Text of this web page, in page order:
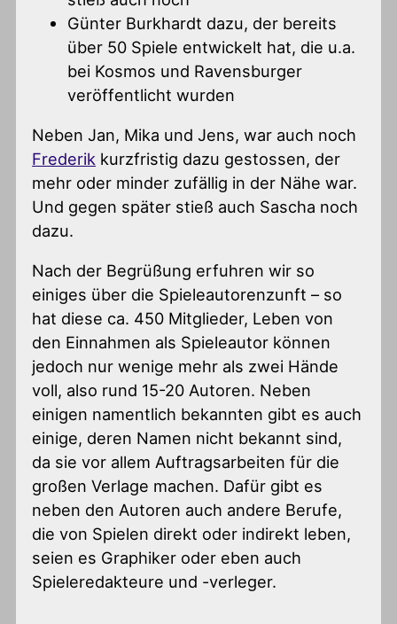
Günter Burkhardt dazu, der bereits
über 50 Spiele entwickelt hat, die u.a.
bei Kosmos und Ravensburger
veröffentlicht wurden
Neben Jan, Mika und Jens, war auch noch
Frederik kurzfristig dazu gestossen, der
mehr oder minder zufällig in der Nähe war.
Und gegen später stieß auch Sascha noch
dazu.
Nach der Begrüßung erfuhren wir so
einiges über die Spieleautorenzunft – so
hat diese ca. 450 Mitglieder, Leben von
den Einnahmen als Spieleautor können
jedoch nur wenige mehr als zwei Hände
voll, also rund 15-20 Autoren. Neben
einigen namentlich bekannten gibt es auch
einige, deren Namen nicht bekannt sind,
da sie vor allem Auftragsarbeiten für die
großen Verlage machen. Dafür gibt es
neben den Autoren auch andere Berufe,
die von Spielen direkt oder indirekt leben,
seien es Graphiker oder eben auch
Spieleredakteure und -verleger.